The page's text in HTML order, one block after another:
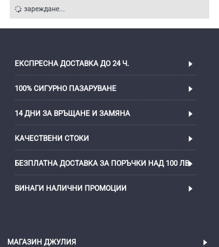
зареждане...
ЕКСПРЕСНА ДОСТАВКА ДО 24 Ч.
100% СИГУРНО ПАЗАРУВАНЕ
14 ДНИ ЗА ВРЪЩАНЕ И ЗАМЯНА
КАЧЕСТВЕНИ СТОКИ
БЕЗПЛАТНА ДОСТАВКА ЗА ПОРЪЧКИ НАД 100 ЛВ.
ВИНАГИ НАЛИЧНИ ПРОМОЦИИ
МАГАЗИН ДЖУЛИЯ